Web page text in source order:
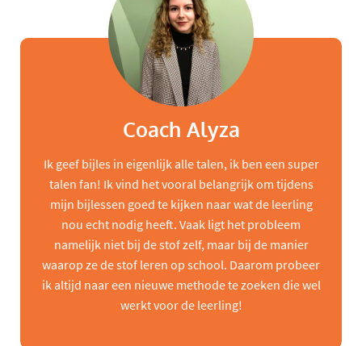
Coach Alyza
Ik geef bijles in eigenlijk alle talen, ik ben een super
talen fan! Ik vind het vooral belangrijk om tijdens
mijn bijlessen goed te kijken naar wat de leerling
nou echt nodig heeft. Vaak ligt het probleem
namelijk niet bij de stof zelf, maar bij de manier
waarop ze de stof leren op school. Daarom probeer
ik altijd naar een nieuwe methode te zoeken die wel
werkt voor de leerling!